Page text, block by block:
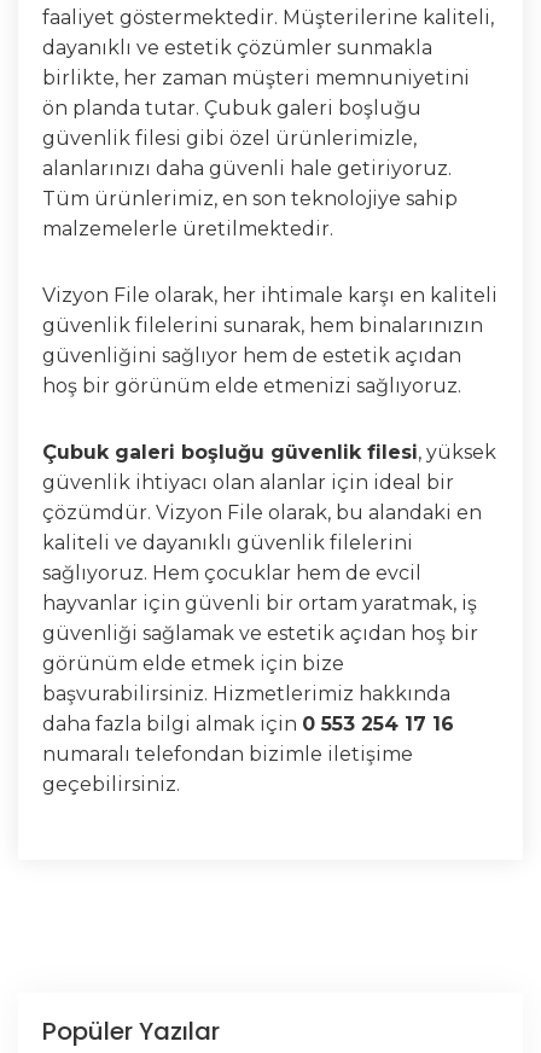
faaliyet göstermektedir. Müşterilerine kaliteli,
dayanıklı ve estetik çözümler sunmakla
birlikte, her zaman müşteri memnuniyetini
ön planda tutar. Çubuk galeri boşluğu
güvenlik filesi gibi özel ürünlerimizle,
alanlarınızı daha güvenli hale getiriyoruz.
Tüm ürünlerimiz, en son teknolojiye sahip
malzemelerle üretilmektedir.
Vizyon File olarak, her ihtimale karşı en kaliteli
güvenlik filelerini sunarak, hem binalarınızın
güvenliğini sağlıyor hem de estetik açıdan
hoş bir görünüm elde etmenizi sağlıyoruz.
Çubuk galeri boşluğu güvenlik filesi, yüksek
güvenlik ihtiyacı olan alanlar için ideal bir
çözümdür. Vizyon File olarak, bu alandaki en
kaliteli ve dayanıklı güvenlik filelerini
sağlıyoruz. Hem çocuklar hem de evcil
hayvanlar için güvenli bir ortam yaratmak, iş
güvenliği sağlamak ve estetik açıdan hoş bir
görünüm elde etmek için bize
başvurabilirsiniz. Hizmetlerimiz hakkında
daha fazla bilgi almak için 0 553 254 17 16
numaralı telefondan bizimle iletişime
geçebilirsiniz.
Popüler Yazılar